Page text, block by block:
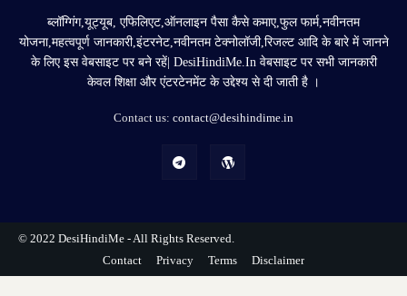
ब्लॉग्गिंग,यूट्यूब, एफिलिएट,ऑनलाइन पैसा कैसे कमाए,फुल फार्म,नवीनतम
योजना,महत्वपूर्ण जानकारी,इंटरनेट,नवीनतम टेक्नोलॉजी,रिजल्ट आदि के बारे में जानने
के लिए इस वेबसाइट पर बने रहें| DesiHindiMe.In वेबसाइट पर सभी जानकारी
केवल शिक्षा और एंटरटेनमेंट के उद्देश्य से दी जाती है ।
Contact us: contact@desihindime.in
© 2022 DesiHindiMe - All Rights Reserved.
Contact
Privacy Terms Disclaimer